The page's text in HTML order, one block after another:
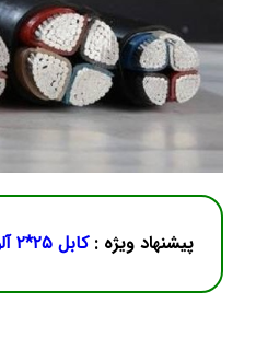
پیشنهاد ویژه :کابل ۲۵*۲ آلومینیومی زمینی